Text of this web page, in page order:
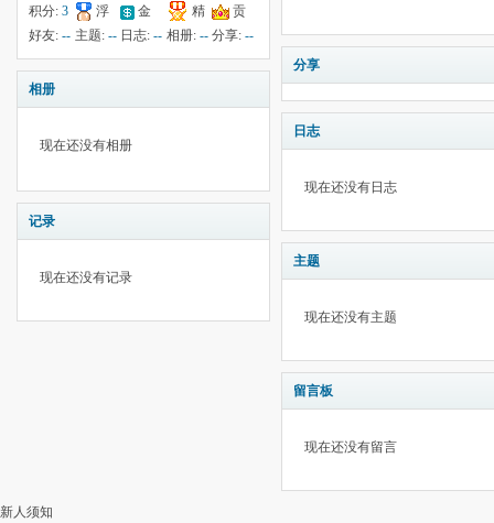
积分: 3
浮
云:202
金
钱:--
精
华:--
贡
献:--
好友: -- 主题: -- 日志:-- 相册: -- 分享:--
相册
现在还没有相册
记录
现在还没有记录
分享
日志
现在还没有日志
主题
现在还没有主题
留言板
现在还没有留言
新人须知